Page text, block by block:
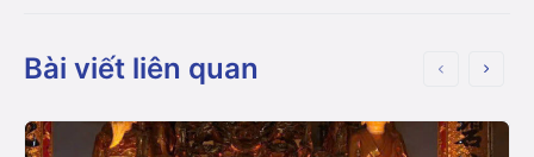
Bài viết liên quan